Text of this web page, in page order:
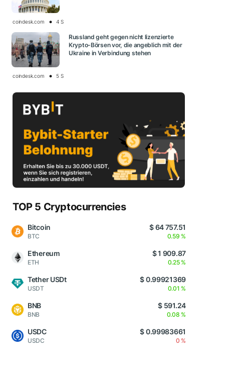
coindesk.com 4 S
Russland geht gegen nicht lizenzierte
Krypto-Börsen vor, die angeblich mit der
Ukraine in Verbindung stehen
coindesk.com 5 S
TOP 5 Cryptocurrencies
Bitcoin
BTC
$ 64 757.51
0.59 %
Ethereum
ETH
$ 1 909.87
0.25 %
Tether USDt
USDT
$ 0.99921369
0.01 %
BNB
BNB
$ 591.24
0.08 %
USDC
USDC
$ 0.99983661
0 %